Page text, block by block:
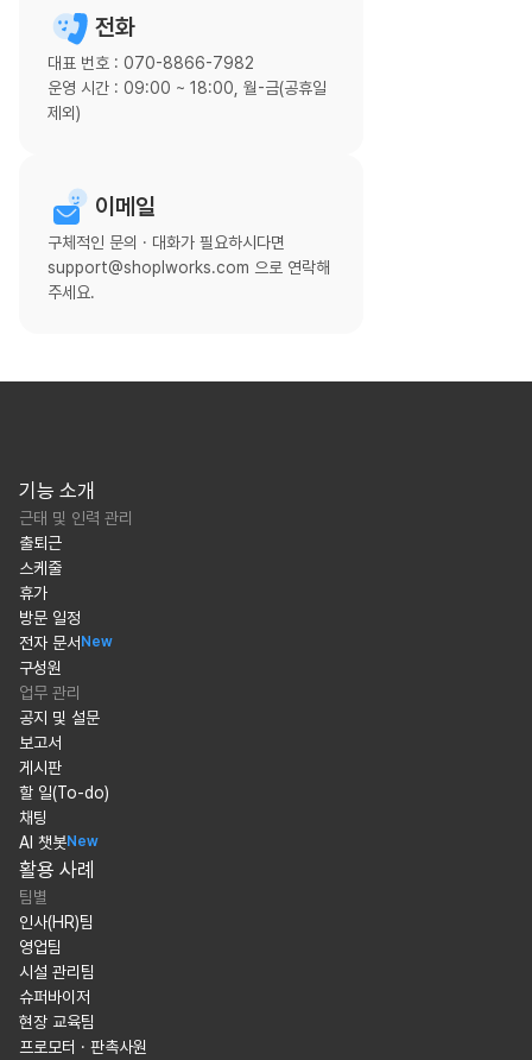
전화
대표 번호 : 070-8866-7982
운영 시간 : 09:00 ~ 18:00, 월-금(공휴일
제외)
이메일
구체적인 문의 · 대화가 필요하시다면
support@shoplworks.com 으로 연락해
주세요.
기능 소개
근태 및 인력 관리
출퇴근
스케줄
휴가
방문 일정
전자 문서New
구성원
업무 관리
공지 및 설문
보고서
게시판
할 일(To-do)
채팅
AI 챗봇New
활용 사례
팀별
인사(HR)팀
영업팀
시설 관리팀
슈퍼바이저
현장 교육팀
프로모터 · 판촉사원